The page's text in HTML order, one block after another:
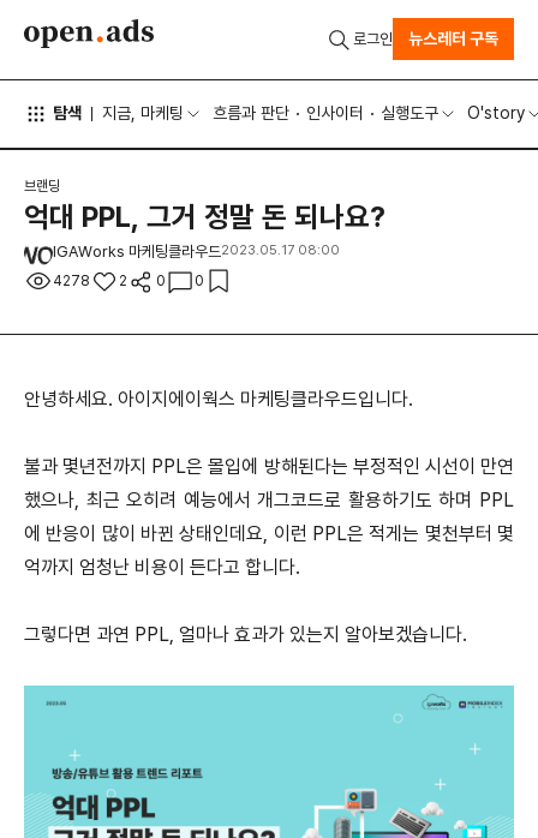
탐색 지금, 마케팅 흐름과 판단 인사이터 실행도구 O'story
로그인 뉴스레터 구독
브랜딩
억대 PPL, 그거 정말 돈 되나요?
IGAWorks 마케팅클라우드2023.05.17 08:00
4278 2 0 0
안녕하세요. 아이지에이웍스 마케팅클라우드입니다.
불과 몇년전까지 PPL은 몰입에 방해된다는 부정적인 시선이 만연
했으나, 최근 오히려 예능에서 개그코드로 활용하기도 하며 PPL
에 반응이 많이 바뀐 상태인데요, 이런 PPL은 적게는 몇천부터 몇
억까지 엄청난 비용이 든다고 합니다.
그렇다면 과연 PPL, 얼마나 효과가 있는지 알아보겠습니다.